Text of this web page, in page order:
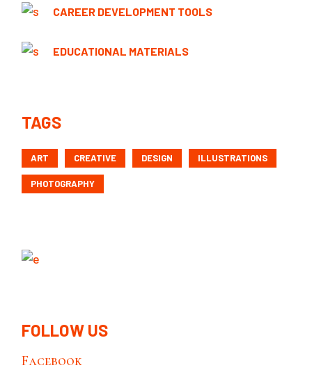
CAREER DEVELOPMENT TOOLS
EDUCATIONAL MATERIALS
TAGS
ART CREATIVE DESIGN ILLUSTRATIONS
PHOTOGRAPHY
FOLLOW US
Facebook